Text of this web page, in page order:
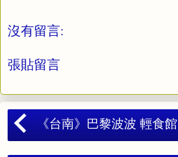
沒有留言:
張貼留言
《台南》巴黎波波 輕食館